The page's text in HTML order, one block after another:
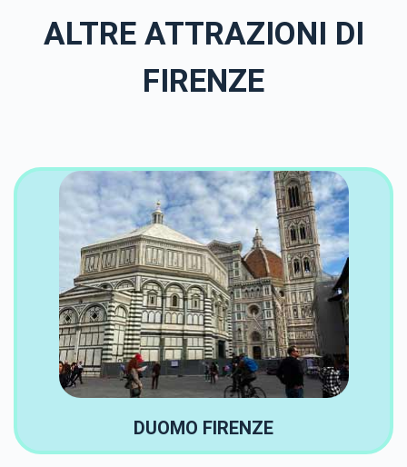
ALTRE ATTRAZIONI DI
FIRENZE
DUOMO FIRENZE